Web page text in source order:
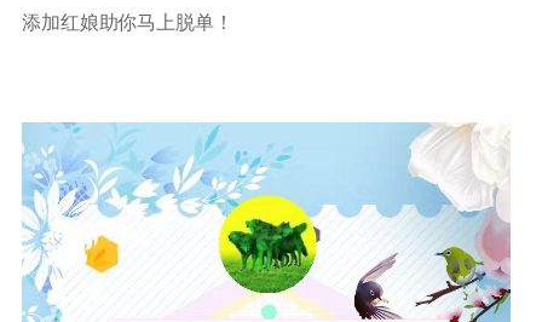
添加红娘助你马上脱单！